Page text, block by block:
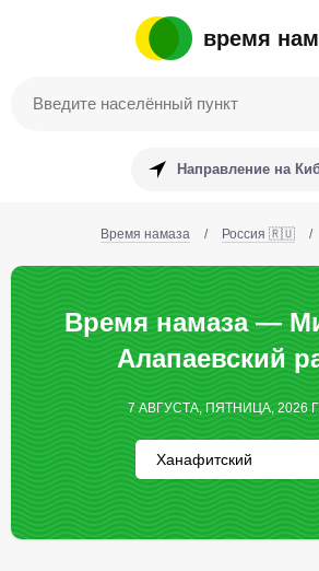
время
Направление на
Время намаза / Россия 🇷🇺 /
Время намаза —
Алапаевский
7 АВГУСТА, ПЯТНИЦА, 2026